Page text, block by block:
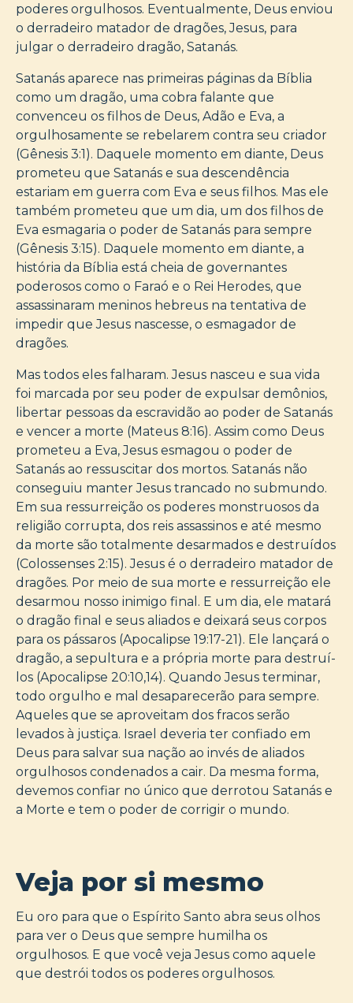
poderes orgulhosos. Eventualmente, Deus enviou
o derradeiro matador de dragões, Jesus, para
julgar o derradeiro dragão, Satanás.
Satanás aparece nas primeiras páginas da Bíblia
como um dragão, uma cobra falante que
convenceu os filhos de Deus, Adão e Eva, a
orgulhosamente se rebelarem contra seu criador
(Gênesis 3:1). Daquele momento em diante, Deus
prometeu que Satanás e sua descendência
estariam em guerra com Eva e seus filhos. Mas ele
também prometeu que um dia, um dos filhos de
Eva esmagaria o poder de Satanás para sempre
(Gênesis 3:15). Daquele momento em diante, a
história da Bíblia está cheia de governantes
poderosos como o Faraó e o Rei Herodes, que
assassinaram meninos hebreus na tentativa de
impedir que Jesus nascesse, o esmagador de
dragões.
Mas todos eles falharam. Jesus nasceu e sua vida
foi marcada por seu poder de expulsar demônios,
libertar pessoas da escravidão ao poder de Satanás
e vencer a morte (Mateus 8:16). Assim como Deus
prometeu a Eva, Jesus esmagou o poder de
Satanás ao ressuscitar dos mortos. Satanás não
conseguiu manter Jesus trancado no submundo.
Em sua ressurreição os poderes monstruosos da
religião corrupta, dos reis assassinos e até mesmo
da morte são totalmente desarmados e destruídos
(Colossenses 2:15). Jesus é o derradeiro matador de
dragões. Por meio de sua morte e ressurreição ele
desarmou nosso inimigo final. E um dia, ele matará
o dragão final e seus aliados e deixará seus corpos
para os pássaros (Apocalipse 19:17-21). Ele lançará o
dragão, a sepultura e a própria morte para destruí-
los (Apocalipse 20:10,14). Quando Jesus terminar,
todo orgulho e mal desaparecerão para sempre.
Aqueles que se aproveitam dos fracos serão
levados à justiça. Israel deveria ter confiado em
Deus para salvar sua nação ao invés de aliados
orgulhosos condenados a cair. Da mesma forma,
devemos confiar no único que derrotou Satanás e
a Morte e tem o poder de corrigir o mundo.
Veja por si mesmo
Eu oro para que o Espírito Santo abra seus olhos
para ver o Deus que sempre humilha os
orgulhosos. E que você veja Jesus como aquele
que destrói todos os poderes orgulhosos.